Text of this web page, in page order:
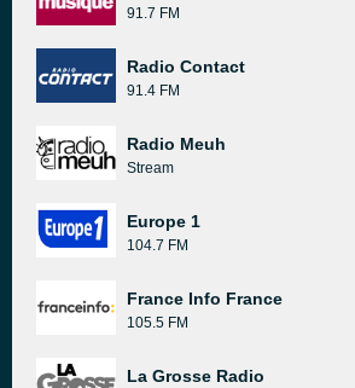
91.7 FM
Radio Contact
91.4 FM
Radio Meuh
Stream
Europe 1
104.7 FM
France Info France
105.5 FM
La Grosse Radio